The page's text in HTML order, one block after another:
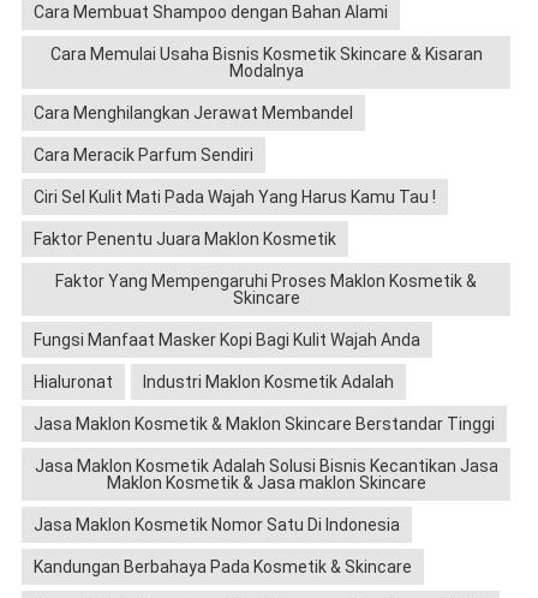
Cara Membuat Shampoo dengan Bahan Alami
Cara Memulai Usaha Bisnis Kosmetik Skincare & Kisaran
Modalnya
Cara Menghilangkan Jerawat Membandel
Cara Meracik Parfum Sendiri
Ciri Sel Kulit Mati Pada Wajah Yang Harus Kamu Tau !
Faktor Penentu Juara Maklon Kosmetik
Faktor Yang Mempengaruhi Proses Maklon Kosmetik &
Skincare
Fungsi Manfaat Masker Kopi Bagi Kulit Wajah Anda
Hialuronat Industri Maklon Kosmetik Adalah
Jasa Maklon Kosmetik & Maklon Skincare Berstandar Tinggi
Jasa Maklon Kosmetik Adalah Solusi Bisnis Kecantikan Jasa
Maklon Kosmetik & Jasa maklon Skincare
Jasa Maklon Kosmetik Nomor Satu Di Indonesia
Kandungan Berbahaya Pada Kosmetik & Skincare